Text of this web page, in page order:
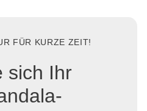
FÜR KURZE ZEIT!
sich Ihr